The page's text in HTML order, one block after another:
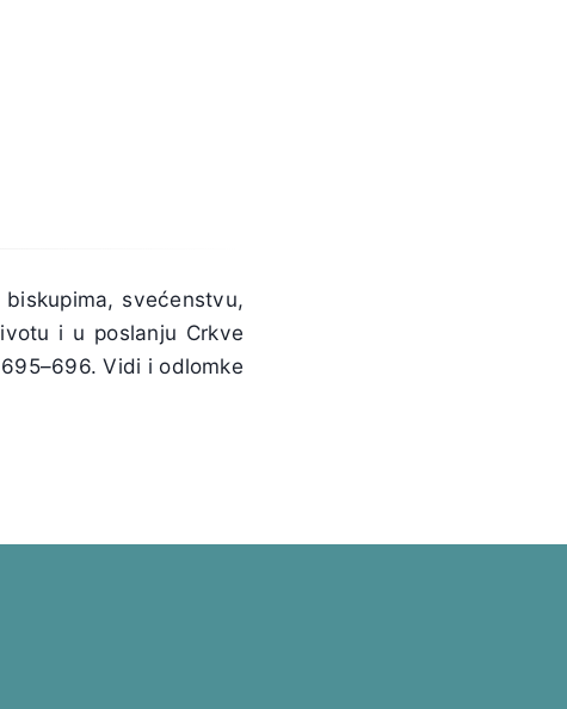
biskupima, svećenstvu,
i u poslanju Crkve
Vidi i odlomke